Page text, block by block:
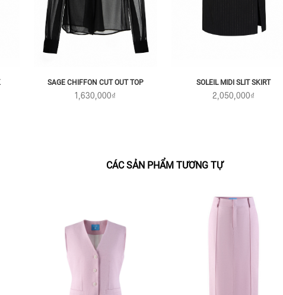
SAGE CHIFFON CUT OUT TOP
1,630,000₫
SOLEIL MIDI SLIT SKIRT
2,050,000₫
CÁC SẢN PHẨM TƯƠNG TỰ